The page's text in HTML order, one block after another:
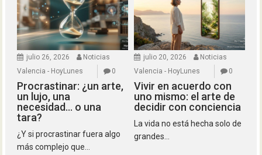
julio 26, 2026
Noticias
Valencia - HoyLunes
0
Procrastinar: ¿un arte,
un lujo, una
necesidad… o una
tara?
¿Y si procrastinar fuera algo
más complejo que...
julio 20, 2026
Noticias
Valencia - HoyLunes
0
Vivir en acuerdo con
uno mismo: el arte de
decidir con conciencia
La vida no está hecha solo de
grandes...